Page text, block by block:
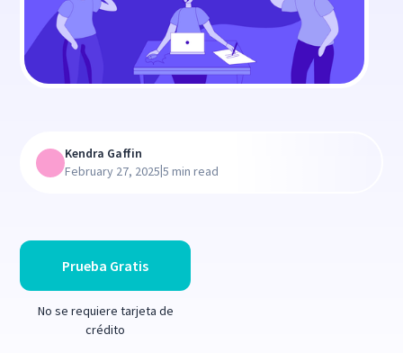
Prueba Gratis
No se requiere tarjeta de
crédito
Kendra Gaffin
February 27, 2025|5 min read